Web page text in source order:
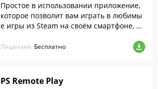
Простое в использовании приложение,
которое позволит вам играть в любимы
е игры из Steam на своём смартфоне, пл
Лицензия: Бесплатно
PS Remote Play